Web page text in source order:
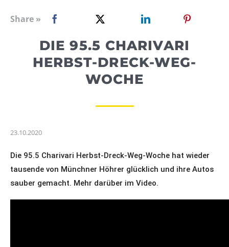
WEBRADIO
Share »
DIE 95.5 CHARIVARI
HERBST-DRECK-WEG-
WOCHE
23.10.2020
Die 95.5 Charivari Herbst-Dreck-Weg-Woche hat wieder
tausende von Münchner Höhrer glücklich und ihre Autos
sauber gemacht. Mehr darüber im Video.